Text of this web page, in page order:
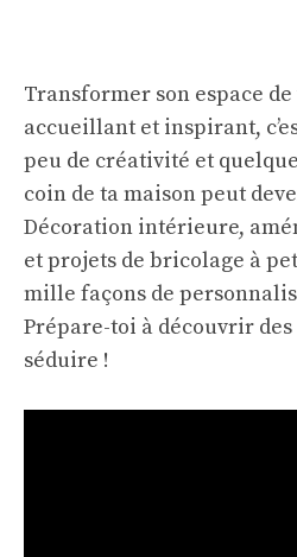
Transformer son espace
accueillant et inspirant,
peu de créativité et
coin de ta maison peut
Décoration intérieure,
et projets de bricolage à
mille façons de
Prépare-toi à découvrir
séduire !